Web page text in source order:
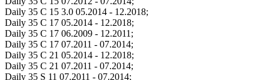
Daily 35 C 15 3.0 05.2014 - 12.2018;
Daily 35 C 17 05.2014 - 12.2018;
Daily 35 C 17 06.2009 - 12.2011;
Daily 35 C 17 07.2011 - 07.2014;
Daily 35 C 21 05.2014 - 12.2018;
Daily 35 C 21 07.2011 - 07.2014;
Daily 35 S 11 07.2011 - 07.2014;